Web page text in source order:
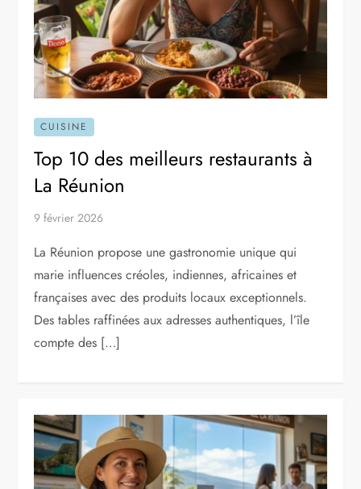
CUISINE
Top 10 des meilleurs restaurants à
La Réunion
9 février 2026
La Réunion propose une gastronomie unique qui
marie influences créoles, indiennes, africaines et
françaises avec des produits locaux exceptionnels.
Des tables raffinées aux adresses authentiques, l’île
compte des […]